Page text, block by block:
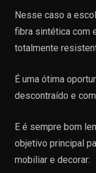
Nesse caso a
fibra sintética com
totalmente
É uma ótima
descontraído e
E é sempre bom
objetivo principal
mobiliar e decorar: